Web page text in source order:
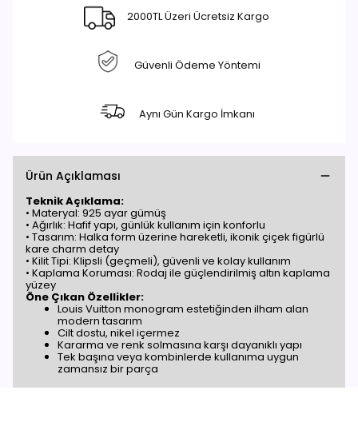
2000TL Üzeri Ücretsiz Kargo
Güvenli Ödeme Yöntemi
Aynı Gün Kargo İmkanı
Ürün Açıklaması
Teknik Açıklama:
• Materyal: 925 ayar gümüş
• Ağırlık: Hafif yapı, günlük kullanım için konforlu
• Tasarım: Halka form üzerine hareketli, ikonik çiçek figürlü
kare charm detay
• Kilit Tipi: Klipsli (geçmeli), güvenli ve kolay kullanım
• Kaplama Koruması: Rodaj ile güçlendirilmiş altın kaplama
yüzey
Öne Çıkan Özellikler:
Louis Vuitton monogram estetiğinden ilham alan
modern tasarım
Cilt dostu, nikel içermez
Kararma ve renk solmasına karşı dayanıklı yapı
Tek başına veya kombinlerde kullanıma uygun
zamansız bir parça